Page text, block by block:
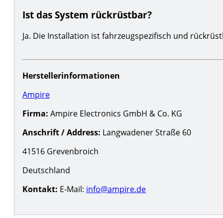
Ist das System rückrüstbar?
Ja. Die Installation ist fahrzeugspezifisch und
Herstellerinformationen
Ampire
Firma: Ampire Electronics GmbH & Co. KG
Anschrift / Address: Langwadener Straße 60
41516 Grevenbroich
Deutschland
Kontakt: E-Mail: info@ampire.de